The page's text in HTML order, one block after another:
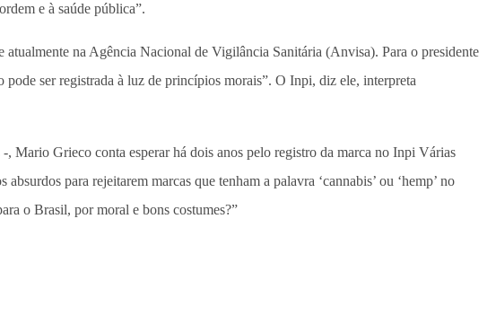
e à saúde pública”.
atualmente na Agência Nacional de Vigilância Sanitária (Anvisa). Para o presidente
ser registrada à luz de princípios morais”. O Inpi, diz ele, interpreta
Mario Grieco conta esperar há dois anos pelo registro da marca no Inpi Várias
para rejeitarem marcas que tenham a palavra ‘cannabis’ ou ‘hemp’ no
o Brasil, por moral e bons costumes?”